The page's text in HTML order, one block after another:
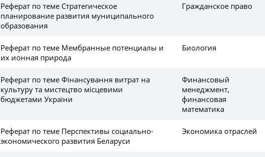
Реферат по теме Стратегическое
планирование развития муниципального
образования
Гражданское право
Реферат по теме Мембранные потенциалы и
их ионная природа
Биология
Реферат по теме Фінансування витрат на
культуру та мистецтво місцевими
бюджетами України
Финансовый
менеджмент,
финансовая
математика
Реферат по теме Перспективы социально-
экономического развития Беларуси
Экономика отраслей